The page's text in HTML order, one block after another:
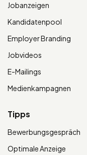
Jobanzeigen
Kandidatenpool
Employer Branding
Jobvideos
E-Mailings
Medienkampagnen
Tipps
Bewerbungsgespräch
Optimale Anzeige